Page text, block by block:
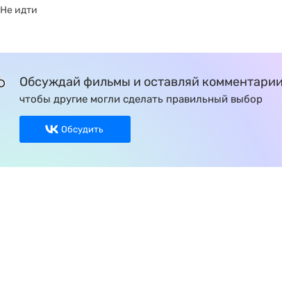
Не идти
Обсуждай фильмы и оставляй комментарии
чтобы другие могли сделать правильный выбор
Обсудить